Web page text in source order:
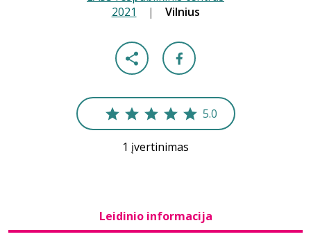
2021 | Vilnius
5.0
1 įvertinimas
Leidinio informacija